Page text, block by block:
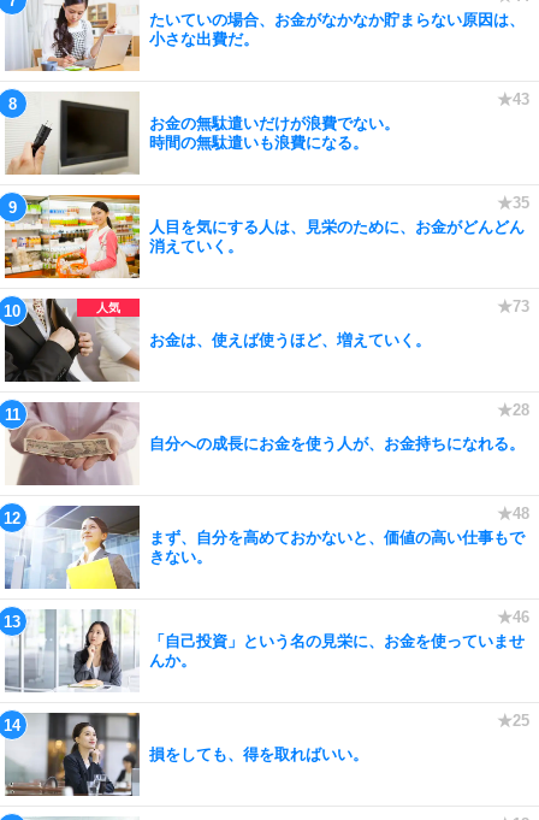
たいていの場合、お金がなかなか貯まらない原因は、
小さな出費だ。
お金の無駄遣いだけが浪費でない。
時間の無駄遣いも浪費になる。
人目を気にする人は、見栄のために、お金がどんどん
消えていく。
お金は、使えば使うほど、増えていく。
自分への成長にお金を使う人が、お金持ちになれる。
まず、自分を高めておかないと、価値の高い仕事もで
きない。
「自己投資」という名の見栄に、お金を使っていませ
んか。
損をしても、得を取ればいい。